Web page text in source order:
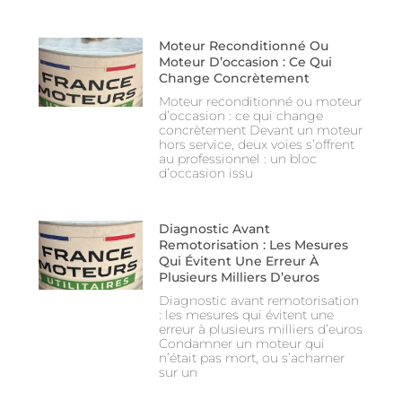
Moteur Reconditionné Ou
Moteur D’occasion : Ce Qui
Change Concrètement
Moteur reconditionné ou moteur
d’occasion : ce qui change
concrètement Devant un moteur
hors service, deux voies s’offrent
au professionnel : un bloc
d’occasion issu
Diagnostic Avant
Remotorisation : Les Mesures
Qui Évitent Une Erreur À
Plusieurs Milliers D’euros
Diagnostic avant remotorisation
: les mesures qui évitent une
erreur à plusieurs milliers d’euros
Condamner un moteur qui
n’était pas mort, ou s’acharner
sur un